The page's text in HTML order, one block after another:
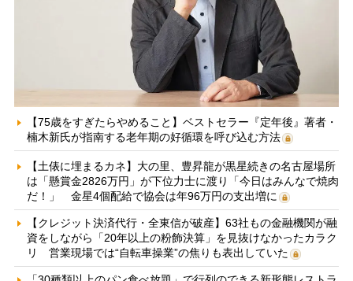
【75歳をすぎたらやめること】ベストセラー『定年後』著者・
楠木新氏が指南する老年期の好循環を呼び込む方法
【土俵に埋まるカネ】大の里、豊昇龍が黒星続きの名古屋場所
は「懸賞金2826万円」が下位力士に渡り「今日はみんなで焼肉
だ！」 金星4個配給で協会は年96万円の支出増に
【クレジット決済代行・全東信が破産】63社もの金融機関が融
資をしながら「20年以上の粉飾決算」を見抜けなかったカラク
リ 営業現場では“自転車操業”の焦りも表出していた